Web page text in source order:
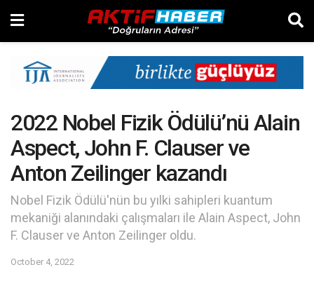
2022 Nobel Fizik Ödülü’nü Alain
Aspect, John F. Clauser ve
Anton Zeilinger kazandı
Nobel Fizik Ödülü'nün bu yılki sahipleri kuantum
mekaniği alanındaki çalışmaları ile Alain Aspect, John
F. Clauser ve Anton Zeilinger oldu.
October 4, 2022